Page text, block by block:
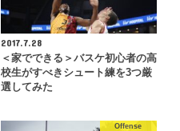
2017.7.28
＜家でできる＞バスケ初心者の高
校生がすべきシュート練を3つ厳
選してみた
Offense